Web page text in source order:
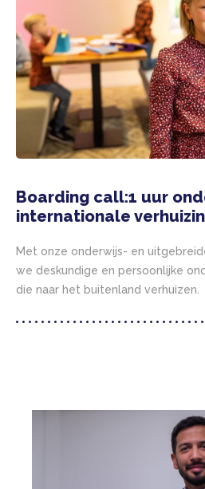
Boarding call:1 uur
internationale
Met onze onderwijs- en
we deskundige en persoonlijke
die naar het buitenland verhuizen.